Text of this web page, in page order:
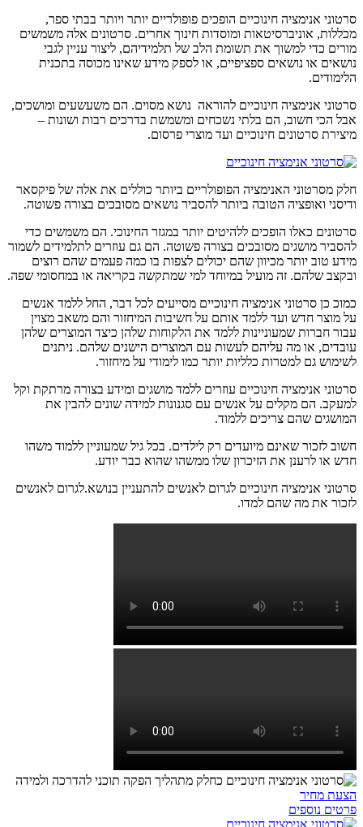
סרטוני אנימציה חינוכיים הופכים פופולריים יותר ויותר בבתי ספר,
מכללות, אוניברסיטאות ומוסדות חינוך אחרים. סרטונים אלה משמשים
מורים כדי למשוך את תשומת הלב של תלמידיהם, ליצור עניין לגבי
נושאים או נושאים ספציפיים, או לספק מידע שאינו מכוסה בתכנית
הלימודים.
סרטוני אנימציה חינוכיים להוראה נושא מסוים. הם משעשעים ומושכים,
אבל הכי חשוב, הם בלתי נשכחים ומשמשת בדרכים רבות ושונות –
מיצירת סרטונים חינוכיים ועד מוצרי פרסום.
חלק מסרטוני האנימציה הפופולריים ביותר כוללים את אלה של פיקסאר
ודיסני ואופציה הטובה ביותר להסביר נושאים מסובכים בצורה פשוטה.
סרטונים כאלו הופכים ללהיטים יותר במגזר החינוכי. הם משמשים כדי
להסביר מושגים מסובכים בצורה פשוטה. הם גם עוזרים לתלמידים לשמור
מידע טוב יותר מכיוון שהם יכולים לצפות בו כמה פעמים שהם רוצים
ובקצב שלהם. זה מועיל במיוחד למי שמתקשה בקריאה או במחסומי שפה.
כמוכ כן סרטוני אנימציה חינוכיים מסייעים לכל דבר, החל ללמד אנשים
על מוצר חדש ועד ללמד אותם על חשיבות המיחזור והם משאב מצוין
עבור חברות שמעוניינות ללמד את הלקוחות שלהן כיצד המוצרים שלהן
עובדים, או מה עליהם לעשות עם המוצרים הישנים שלהם. ניתנים
לשימוש גם למטרות כלליות יותר כמו לימודי על מיחזור.
סרטוני אנימציה חינוכיים עוזרים ללמד מושגים ומידע בצורה מרתקת וקל
למעקב. הם מקלים על אנשים עם סגנונות למידה שונים להבין את
המושגים שהם צריכים ללמוד.
חשוב לזכור שאינם מיועדים רק לילדים. בכל גיל שמעוניין ללמוד משהו
חדש או לרענן את הזיכרון שלו ממשהו שהוא כבר יודע.
סרטוני אנימציה חינוכיים לגרום לאנשים להתעניין בנושא.לגרום לאנשים
לזכור את מה שהם למדו.
הצעת מחיר
פרטים נוספים